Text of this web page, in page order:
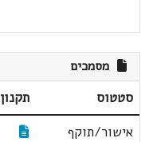
מסמכים
סטטוס תקנון
אישור/תוקף